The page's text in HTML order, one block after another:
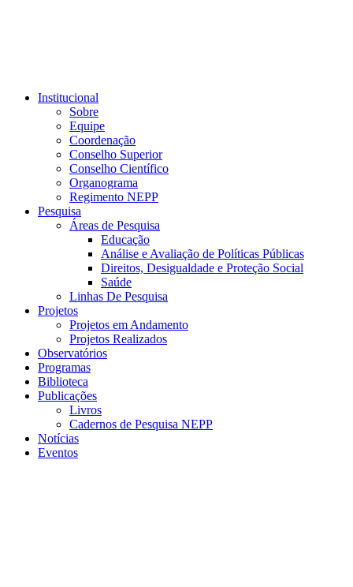
Institucional
Sobre
Equipe
Coordenação
Conselho Superior
Conselho Científico
Organograma
Regimento NEPP
Pesquisa
Áreas de Pesquisa
Educação
Análise e Avaliação de Políticas Públicas
Direitos, Desigualdade e Proteção Social
Saúde
Linhas De Pesquisa
Projetos
Projetos em Andamento
Projetos Realizados
Observatórios
Programas
Biblioteca
Publicações
Livros
Cadernos de Pesquisa NEPP
Notícias
Eventos